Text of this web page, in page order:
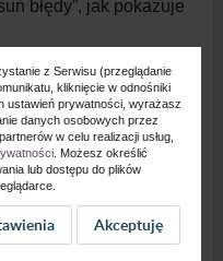
błędy”, jak pokazuje
z Serwisu (przeglądanie
kliknięcie w odnośniki
ustawień prywatności, wyrażasz
danych osobowych przez
w celu realizacji usług,
. Możesz określić
lub dostępu do plików
Akceptuję